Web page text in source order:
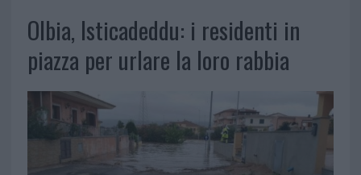
Olbia, Isticadeddu: i residenti in
piazza per urlare la loro rabbia